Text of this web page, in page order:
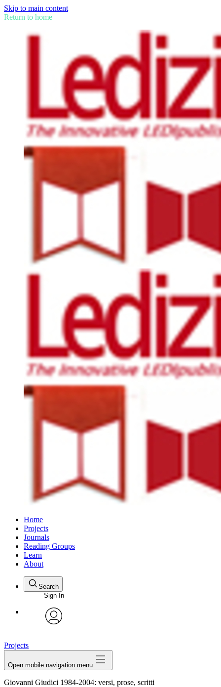
Skip to main content
Return to home
Home
Projects
Journals
Reading Groups
Learn
About
Search
Sign In
Projects
Open mobile navigation menu
Giovanni Giudici 1984-2004: versi, prose, scritti